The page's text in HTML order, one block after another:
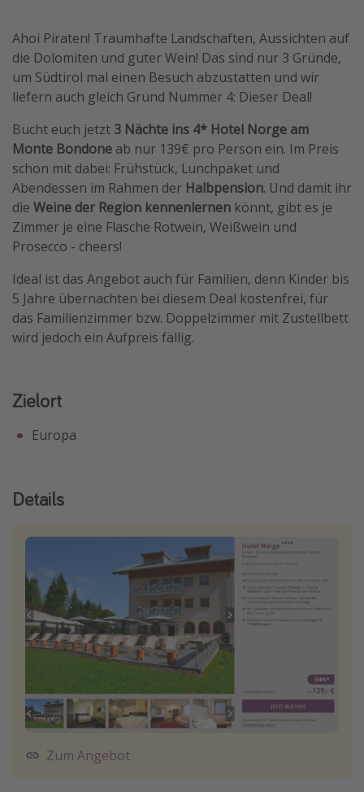
Ahoi Piraten! Traumhafte Landschaften, Aussichten auf
die Dolomiten und guter Wein! Das sind nur 3 Gründe,
um Südtirol mal einen Besuch abzustatten und wir
liefern auch gleich Grund Nummer 4: Dieser Deal!
Bucht euch jetzt 3 Nächte ins 4* Hotel Norge am
Monte Bondone ab nur 139€ pro Person ein. Im Preis
schon mit dabei: Frühstück, Lunchpaket und
Abendessen im Rahmen der Halbpension. Und damit ihr
die Weine der Region kennenlernen könnt, gibt es je
Zimmer je eine Flasche Rotwein, Weißwein und
Prosecco - cheers!
Ideal ist das Angebot auch für Familien, denn Kinder bis
5 Jahre übernachten bei diesem Deal kostenfrei, für
das Familienzimmer bzw. Doppelzimmer mit Zustellbett
wird jedoch ein Aufpreis fällig.
Zielort
Europa
Details
Zum Angebot